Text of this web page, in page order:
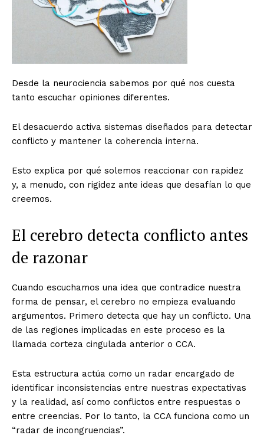
Desde la neurociencia sabemos por qué nos cuesta
tanto escuchar opiniones diferentes.
El desacuerdo activa sistemas diseñados para detectar
conflicto y mantener la coherencia interna.
Esto explica por qué solemos reaccionar con rapidez
y, a menudo, con rigidez ante ideas que desafían lo que
creemos.
El cerebro detecta conflicto antes
de razonar
Cuando escuchamos una idea que contradice nuestra
forma de pensar, el cerebro no empieza evaluando
argumentos. Primero detecta que hay un conflicto. Una
de las regiones implicadas en este proceso es la
llamada corteza cingulada anterior o CCA.
Esta estructura actúa como un radar encargado de
identificar inconsistencias entre nuestras expectativas
y la realidad, así como conflictos entre respuestas o
entre creencias. Por lo tanto, la CCA funciona como un
“radar de incongruencias”.